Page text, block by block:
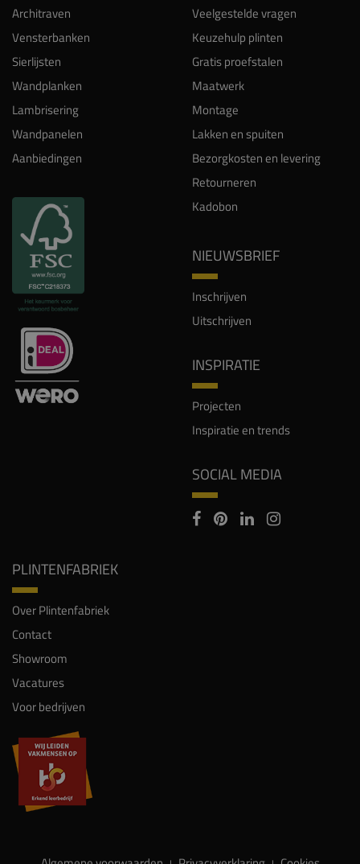
Architraven
Vensterbanken
Sierlijsten
Wandplanken
Lambrisering
Wandpanelen
Aanbiedingen
Veelgestelde vragen
Keuzehulp plinten
Gratis proefstalen
Maatwerk
Montage
Lakken en spuiten
Bezorgkosten en levering
Retourneren
Kadobon
NIEUWSBRIEF
Inschrijven
Uitschrijven
INSPIRATIE
Projecten
Inspiratie en trends
SOCIAL MEDIA
PLINTENFABRIEK
Over Plintenfabriek
Contact
Showroom
Vacatures
Voor bedrijven